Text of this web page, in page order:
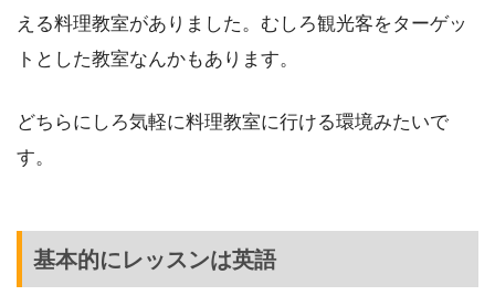
える料理教室がありました。むしろ観光客をターゲッ
トとした教室なんかもあります。
どちらにしろ気軽に料理教室に行ける環境みたいで
す。
基本的にレッスンは英語